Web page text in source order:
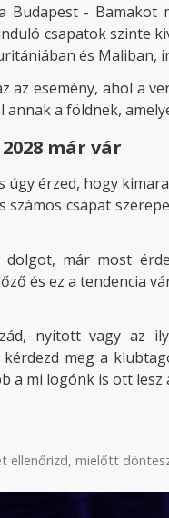
Budapest -
csapatok szinte
és
az esemény, ahol a
annak a földnek,
már vár
úgy érzed, hogy
számos csapat
már most
és ez a tendencia
nyitott vagy az
meg a
a mi logónk is ott lesz
ellenőrizd, mielőtt